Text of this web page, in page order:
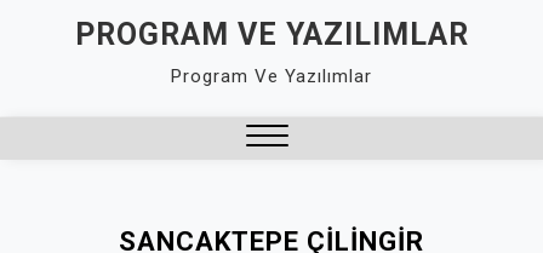
PROGRAM VE YAZILIMLAR
Program Ve Yazılımlar
SANCAKTEPE ÇILINGIR